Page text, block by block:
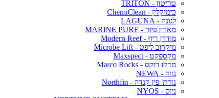
טריטון - TRITON
כימיקלין - ChemiClean
לגונה - LAGUNA
מארין פיור - MARINE PURE
מודרן ריף - Modern Reef
מיקרוב ליפט - Microbe Lift
מקספקט - Maxspect
מרקו רוקס - Marco Rocks
נווה - NEWA
נורת' פין קנדה - Northfin
ניוס - NYOS